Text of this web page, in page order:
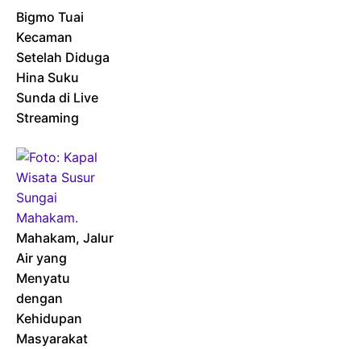
Bigmo Tuai
Kecaman
Setelah Diduga
Hina Suku
Sunda di Live
Streaming
Mahakam, Jalur
Air yang
Menyatu
dengan
Kehidupan
Masyarakat